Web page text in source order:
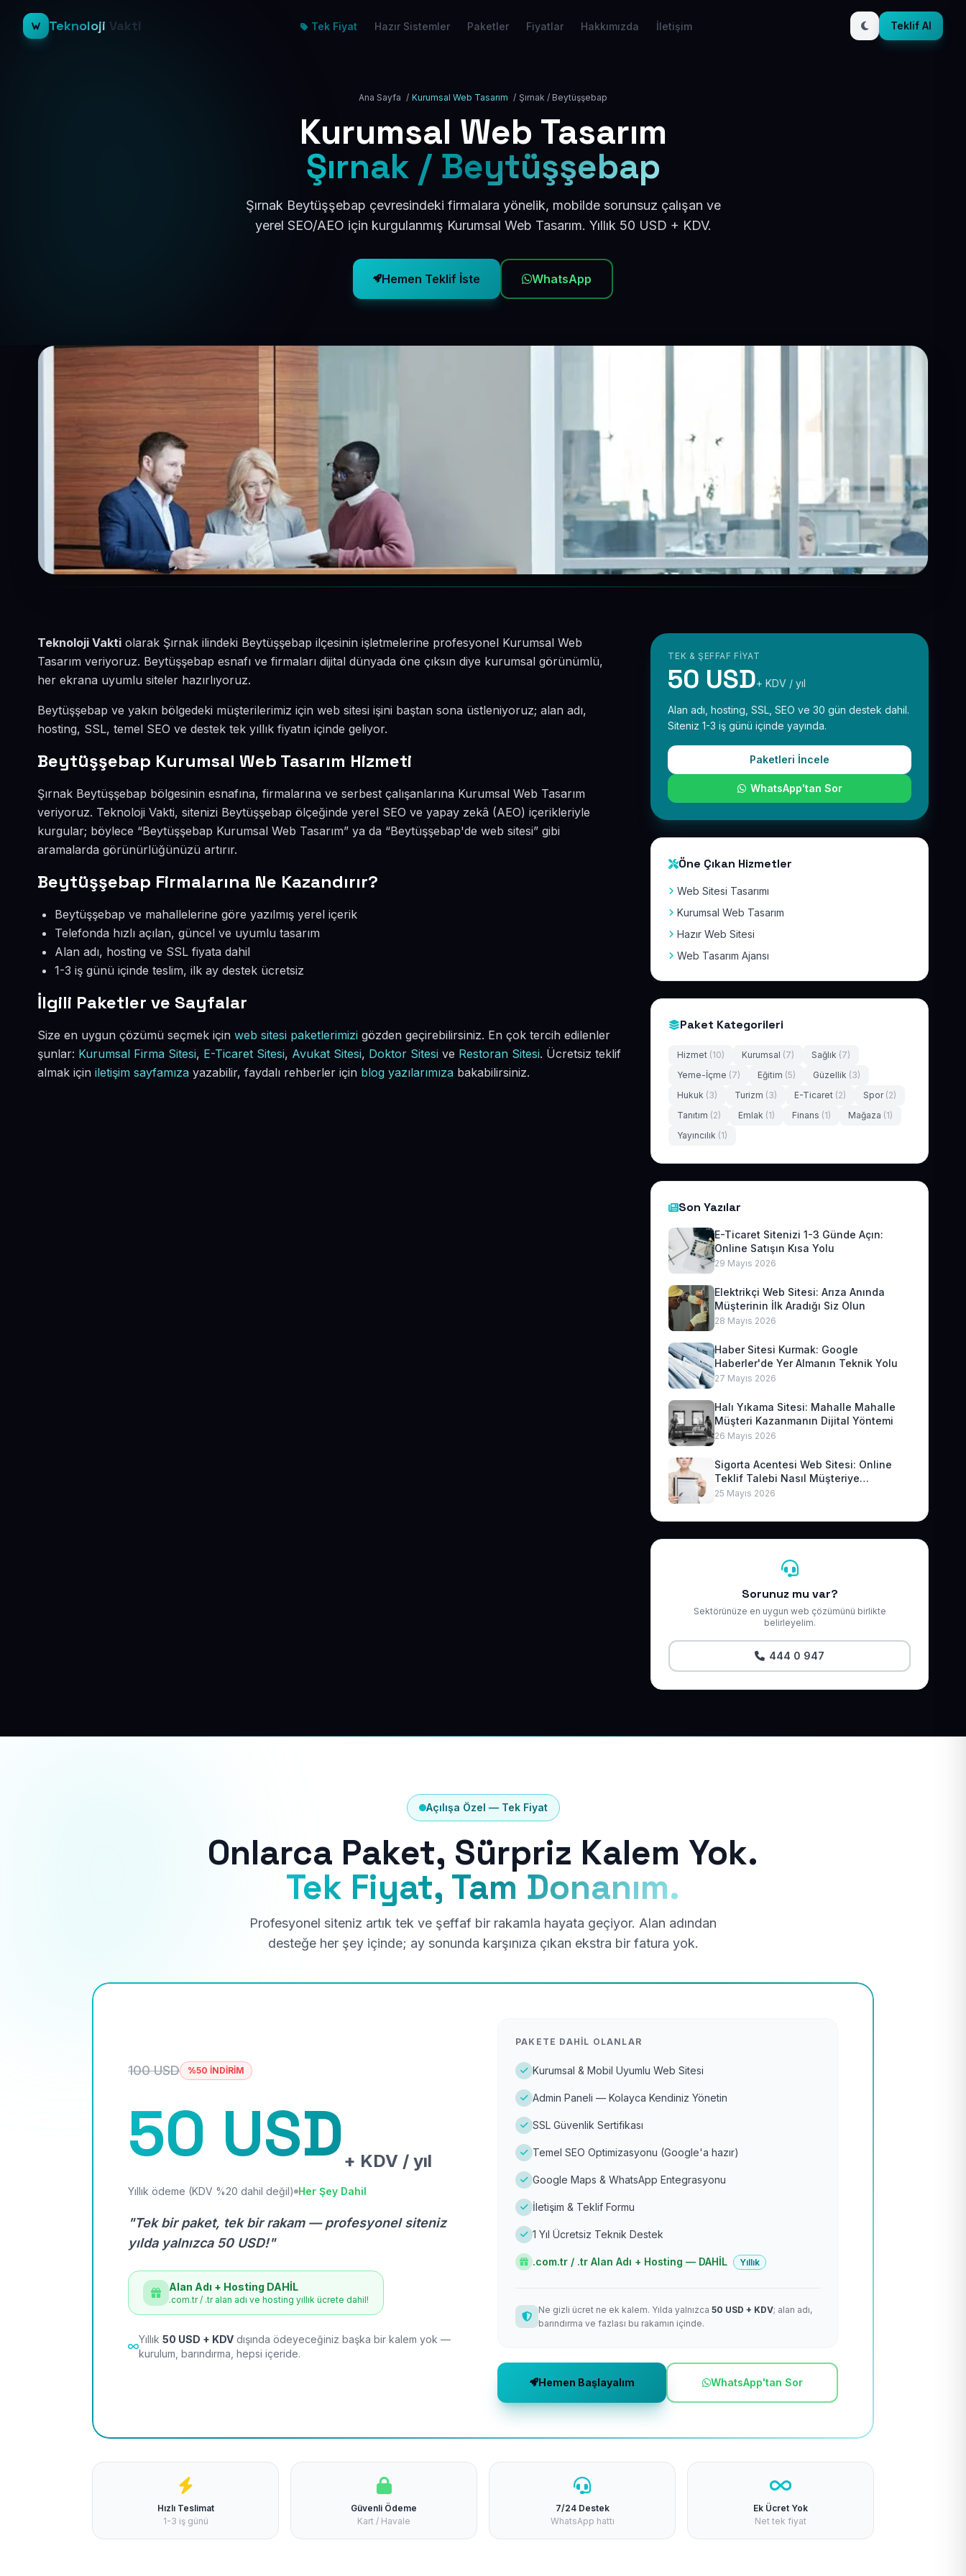
Teknoloji Vakti Tek Fiyat Hazır Sistemler Paketler Fiyatlar Hakkımızda İletişim Teklif Al
Ana Sayfa / Kurumsal Web Tasarım / Şırnak / Beytüşşebap
Kurumsal Web Tasarım
Şırnak / Beytüşşebap
Şırnak Beytüşşebap çevresindeki firmalara yönelik, mobilde sorunsuz çalışan ve
yerel SEO/AEO için kurgulanmış Kurumsal Web Tasarım. Yıllık 50 USD + KDV.
Hemen Teklif İste WhatsApp
Teknoloji Vakti olarak Şırnak ilindeki Beytüşşebap ilçesinin işletmelerine profesyonel Kurumsal Web
Tasarım veriyoruz. Beytüşşebap esnafı ve firmaları dijital dünyada öne çıksın diye kurumsal görünümlü,
her ekrana uyumlu siteler hazırlıyoruz.
Beytüşşebap ve yakın bölgedeki müşterilerimiz için web sitesi işini baştan sona üstleniyoruz; alan adı,
hosting, SSL, temel SEO ve destek tek yıllık fiyatın içinde geliyor.
Beytüşşebap Kurumsal Web Tasarım Hizmeti
Şırnak Beytüşşebap bölgesinin esnafına, firmalarına ve serbest çalışanlarına Kurumsal Web Tasarım
veriyoruz. Teknoloji Vakti, sitenizi Beytüşşebap ölçeğinde yerel SEO ve yapay zekâ (AEO) içerikleriyle
kurgular; böylece “Beytüşşebap Kurumsal Web Tasarım” ya da “Beytüşşebap'de web sitesi” gibi
aramalarda görünürlüğünüzü artırır.
Beytüşşebap Firmalarına Ne Kazandırır?
Beytüşşebap ve mahallelerine göre yazılmış yerel içerik
Telefonda hızlı açılan, güncel ve uyumlu tasarım
Alan adı, hosting ve SSL fiyata dahil
1-3 iş günü içinde teslim, ilk ay destek ücretsiz
İlgili Paketler ve Sayfalar
Size en uygun çözümü seçmek için web sitesi paketlerimizi gözden geçirebilirsiniz. En çok tercih edilenler
şunlar: Kurumsal Firma Sitesi, E-Ticaret Sitesi, Avukat Sitesi, Doktor Sitesi ve Restoran Sitesi. Ücretsiz teklif
almak için iletişim sayfamıza yazabilir, faydalı rehberler için blog yazılarımıza bakabilirsiniz.
TEK & ŞEFFAF FIYAT
50 USD+ KDV / yıl
Alan adı, hosting, SSL, SEO ve 30 gün destek dahil.
Siteniz 1-3 iş günü içinde yayında.
Paketleri İncele
WhatsApp'tan Sor
Öne Çıkan Hizmetler
Web Sitesi Tasarımı
Kurumsal Web Tasarım
Hazır Web Sitesi
Web Tasarım Ajansı
Paket Kategorileri
Hizmet (10) Kurumsal (7) Sağlık (7)
Yeme-İçme (7) Eğitim (5) Güzellik (3)
Hukuk (3) Turizm (3) E-Ticaret (2) Spor (2)
Tanıtım (2) Emlak (1) Finans (1) Mağaza (1)
Yayıncılık (1)
Son Yazılar
E-Ticaret Sitenizi 1-3 Günde Açın:
Online Satışın Kısa Yolu
29 Mayıs 2026
Elektrikçi Web Sitesi: Arıza Anında
Müşterinin İlk Aradığı Siz Olun
28 Mayıs 2026
Haber Sitesi Kurmak: Google
Haberler'de Yer Almanın Teknik Yolu
27 Mayıs 2026
Halı Yıkama Sitesi: Mahalle Mahalle
Müşteri Kazanmanın Dijital Yöntemi
26 Mayıs 2026
Sigorta Acentesi Web Sitesi: Online
Teklif Talebi Nasıl Müşteriye
Dönüşür?
25 Mayıs 2026
Sorunuz mu var?
Sektörünüze en uygun web çözümünü birlikte
belirleyelim.
444 0 947
Açılışa Özel — Tek Fiyat
Onlarca Paket, Sürpriz Kalem Yok.
Tek Fiyat, Tam Donanım.
Profesyonel siteniz artık tek ve şeffaf bir rakamla hayata geçiyor. Alan adından
desteğe her şey içinde; ay sonunda karşınıza çıkan ekstra bir fatura yok.
100 USD %50 İNDİRİM
50 USD+ KDV / yıl
Yıllık ödeme (KDV %20 dahil değil) Her Şey Dahil
"Tek bir paket, tek bir rakam — profesyonel siteniz
yılda yalnızca 50 USD!"
Alan Adı + Hosting DAHİL
.com.tr / .tr alan adı ve hosting yıllık ücrete dahil!
Yıllık 50 USD + KDV dışında ödeyeceğiniz başka bir kalem yok —
kurulum, barındırma, hepsi içeride.
PAKETE DAHIL OLANLAR
Kurumsal & Mobil Uyumlu Web Sitesi
Admin Paneli — Kolayca Kendiniz Yönetin
SSL Güvenlik Sertifikası
Temel SEO Optimizasyonu (Google'a hazır)
Google Maps & WhatsApp Entegrasyonu
İletişim & Teklif Formu
1 Yıl Ücretsiz Teknik Destek
.com.tr / .tr Alan Adı + Hosting — DAHİL Yıllık
Ne gizli ücret ne ek kalem. Yılda yalnızca 50 USD + KDV; alan adı,
barındırma ve fazlası bu rakamın içinde.
Hemen Başlayalım WhatsApp'tan Sor
Hızlı Teslimat
1-3 iş günü
Güvenli Ödeme
Kart / Havale
7/24 Destek
WhatsApp hattı
Ek Ücret Yok
Net tek fiyat